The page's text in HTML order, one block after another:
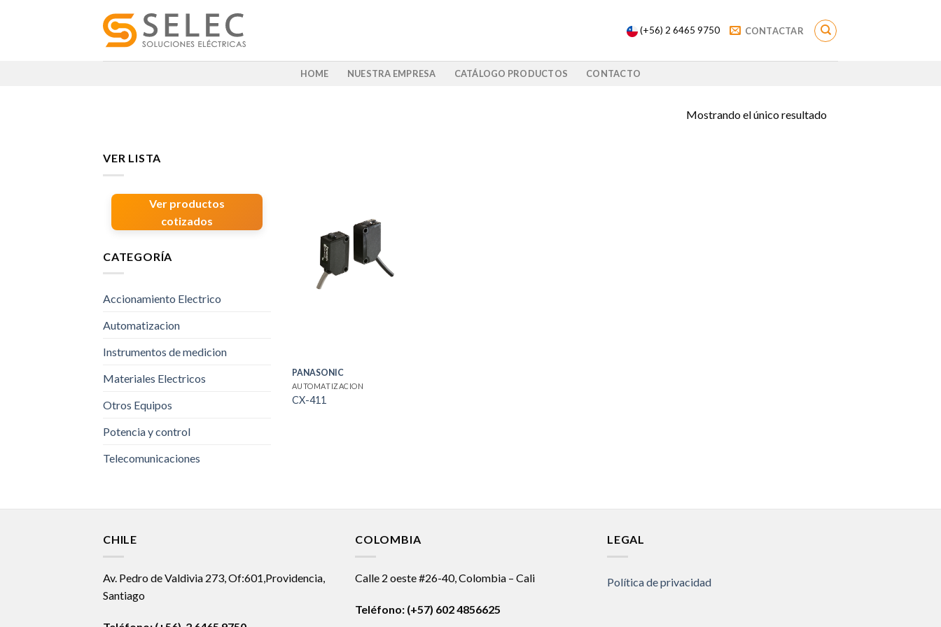
(+56) 2 6465 9750 CONTACTAR
HOME NUESTRA EMPRESA CATÁLOGO PRODUCTOS CONTACTO
Mostrando el único resultado
VER LISTA
Ver productos
cotizados
CATEGORÍA
Accionamiento Electrico
Automatizacion
Instrumentos de medicion
Materiales Electricos
Otros Equipos
Potencia y control
Telecomunicaciones
PANASONIC
AUTOMATIZACION
CX-411
CHILE
Av. Pedro de Valdivia 273, Of:601,Providencia,
Santiago
COLOMBIA
Calle 2 oeste #26-40, Colombia – Cali
Teléfono: (+57) 602 4856625
LEGAL
Política de privacidad